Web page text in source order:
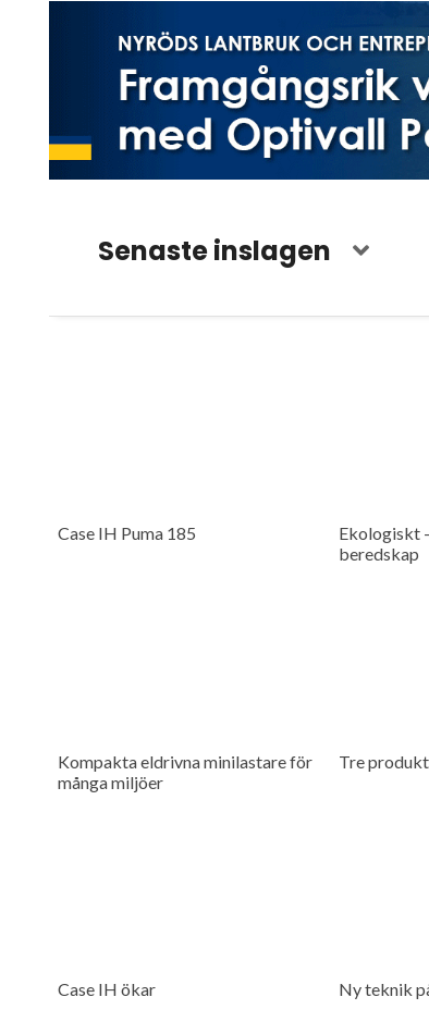
Senaste inslagen
Case IH Puma 185
Ekologiskt
beredskap
Kompakta eldrivna minilastare för
många miljöer
Tre
Case IH ökar Ny teknik